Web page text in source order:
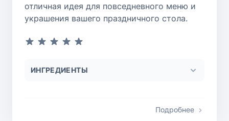
отличная идея для повседневного меню и
украшения вашего праздничного стола.
ИНГРЕДИЕНТЫ
Подробнее